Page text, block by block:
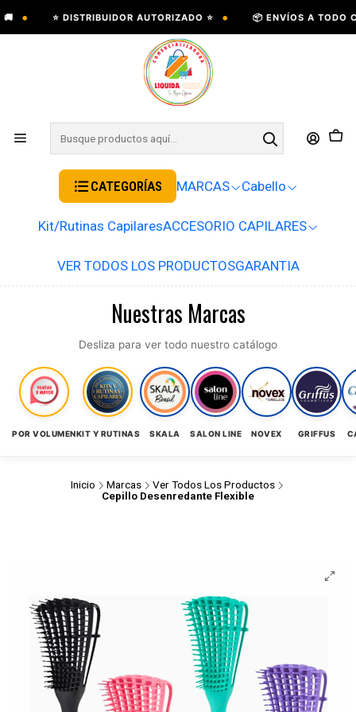
• ⭐ DISTRIBUIDOR AUTORIZADO ⭐ • 📦 ENVÍOS A TODO
CATEGORÍAS MARCAS Cabello
Kit/Rutinas CapilaresACCESORIO CAPILARES
VER TODOS LOS PRODUCTOSGARANTIA
Nuestras Marcas
Desliza para ver todo nuestro catálogo
POR VOLUMENKIT Y RUTINAS SKALA SALON LINE NOVEX GRIFFUS
Inicio Marcas
Ver Todos Los Productos
Cepillo Desenredante Flexible